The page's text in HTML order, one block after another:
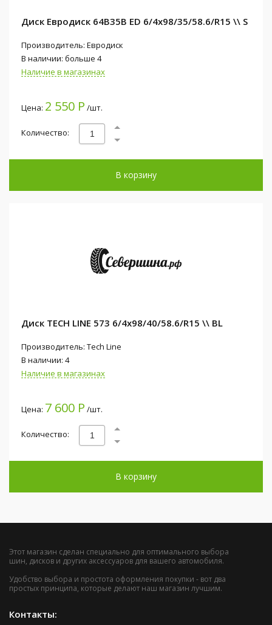
Диск Евродиск 64B35B ED 6/4x98/35/58.6/R15 \\ S
Производитель: Евродиск
В наличии: больше 4
Наличие в магазинах
Цена: 2 550 Р /шт.
Количество:
В корзину
Диск TECH LINE 573 6/4x98/40/58.6/R15 \\ BL
Производитель: Tech Line
В наличии: 4
Наличие в магазинах
Цена: 7 600 Р /шт.
Количество:
В корзину
Этот магазин сделан специально для оптимального выбора
шин, дисков и других аксессуаров для вашего автомобиля.
Удобство выбора и простота оформления покупки - вот два
простых принципа, которые делают наш магазин лучшим.
Контакты: